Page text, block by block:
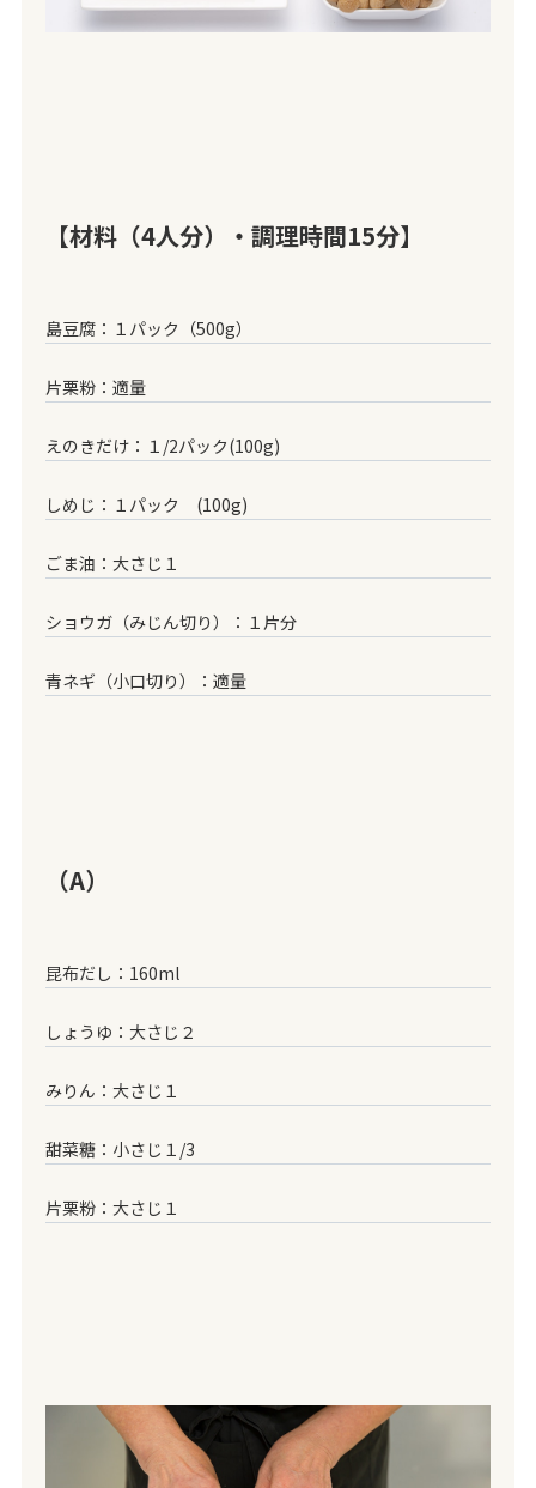
【材料（4人分）・調理時間15分】
島豆腐：１パック（500g）
片栗粉：適量
えのきだけ：１/2パック(100g)
しめじ：１パック (100g)
ごま油：大さじ１
ショウガ（みじん切り）：１片分
青ネギ（小口切り）：適量
（A）
昆布だし：160ml
しょうゆ：大さじ２
みりん：大さじ１
甜菜糖：小さじ１/3
片栗粉：大さじ１